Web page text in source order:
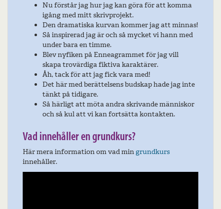
Nu förstår jag hur jag kan göra för att komma
igång med mitt skrivprojekt.
Den dramatiska kurvan kommer jag att minnas!
Så inspirerad jag är och så mycket vi hann med
under bara en timme.
Blev nyfiken på Enneagrammet för jag vill
skapa trovärdiga fiktiva karaktärer.
Åh, tack för att jag fick vara med!
Det här med berättelsens budskap hade jag inte
tänkt på tidigare.
Så härligt att möta andra skrivande människor
och så kul att vi kan fortsätta kontakten.
Vad innehåller en grundkurs?
Här mera information om vad mingrundkurs
innehåller.